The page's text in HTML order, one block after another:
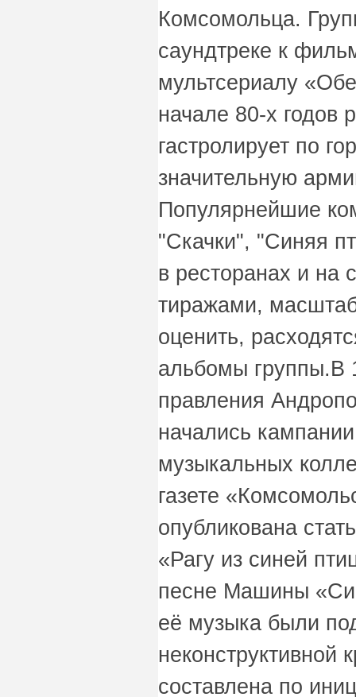
Комсомольца.
саундтреке к
мультсериалу
начале 80-х годов
гастролирует по
значительную
Популярнейшие
"Скачки", "Синяя
в ресторанах и на
тиражами,
оценить,
альбомы группы.В
правления
начались
музыкальных
газете
опубликована
«Рагу из синей
песне Машины
её музыка были
неконструктивной
составлена по